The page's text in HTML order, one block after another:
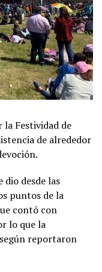
Festividad de
de alrededor
dio desde las
puntos de la
contó con
lo que la
reportaron